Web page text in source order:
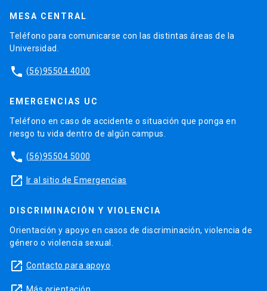
MESA CENTRAL
Teléfono para comunicarse con las distintas áreas de la
Universidad.
phone (56)95504 4000
EMERGENCIAS UC
Teléfono en caso de accidente o situación que ponga en
riesgo tu vida dentro de algún campus.
phone (56)95504 5000
launch Ir al sitio de Emergencias
DISCRIMINACIÓN Y VIOLENCIA
Orientación y apoyo en casos de discriminación, violencia de
género o violencia sexual.
launch Contacto para apoyo
Más orientación